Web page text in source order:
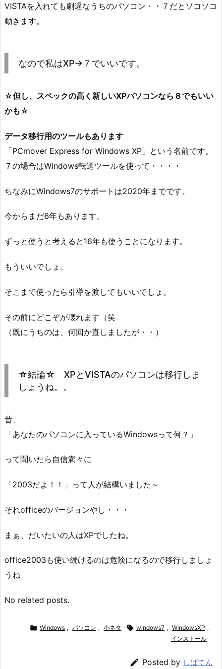
VISTAを入れても劇遅なうちのパソコン・・７だとソコソコ
動きます。
なので私はXP→７でいいです。
☆但し、スペックの高く新しいXPパソコンなら８でもいい
かも☆
データ移行用のツールもあります
「PCmover Express for Windows XP」という名前です。
７の場合はWindows転送ツールを使って・・・・
ちなみにWindows7のサポートは2020年までです。
今からまだ6年もあります。
ずっと使うと考えると16年も使うことになります。
もういいでしょ。
そこまで使ったら引導を渡してもいいでしょ。
その前にどこぞが壊れます（笑
（既にうちのは、何回か直しましたが・・）
☆結論☆ XPとVISTAのパソコンは移行しま
しょうね。。
昔、
「あなたのパソコンに入っているWindowsって何？」
って聞いたら自信満々に
「2003だよ！！」って人が結構いました～
それofficeのバージョンやし・・・
まぁ、だいたいの人はXPでしたね。
office2003も使い続けるのは危険になるので移行しましょ
うね
No related posts.
 Windows , パソコン , 小ネタ  windows7 , WindowsXP ,
インストール
 Posted by しばてん